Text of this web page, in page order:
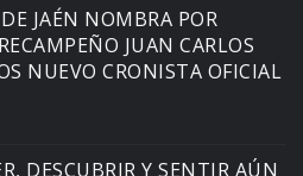
JAÉN NOMBRA POR
JUAN CARLOS
NUEVO CRONISTA OFICIAL
DESCUBRIR Y SENTIR AÚN